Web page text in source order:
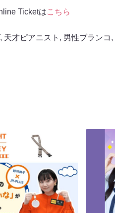
Ticketはこちら
, 天才ピアニスト , 男性ブランコ ,